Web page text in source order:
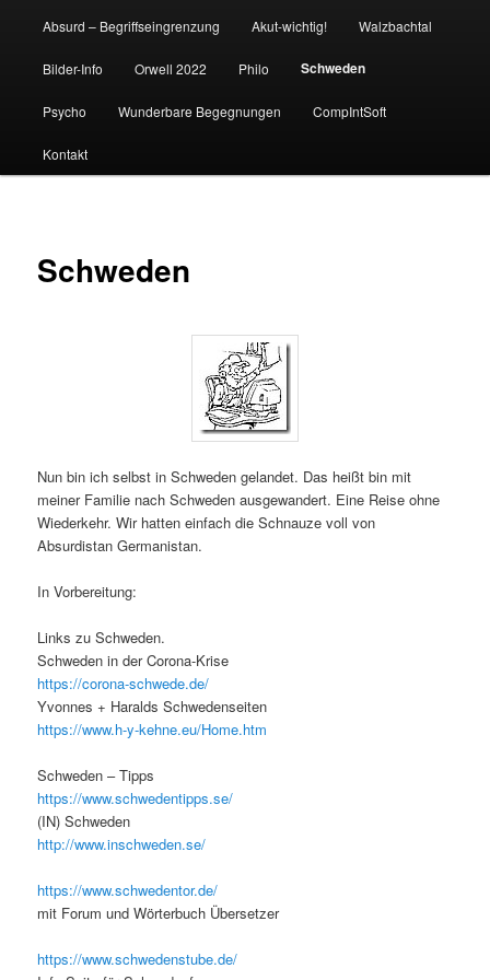
Absurd – Begriffseingrenzung Akut-wichtig! Walzbachtal
Bilder-Info Orwell 2022 Philo Schweden
Psycho Wunderbare Begegnungen CompIntSoft
Kontakt
Schweden
Nun bin ich selbst in Schweden gelandet. Das heißt bin mit
meiner Familie nach Schweden ausgewandert. Eine Reise ohne
Wiederkehr. Wir hatten einfach die Schnauze voll von
Absurdistan Germanistan.
In Vorbereitung:
Links zu Schweden.
Schweden in der Corona-Krise
https://corona-schwede.de/
Yvonnes + Haralds Schwedenseiten
https://www.h-y-kehne.eu/Home.htm
Schweden – Tipps
https://www.schwedentipps.se/
(IN) Schweden
http://www.inschweden.se/
https://www.schwedentor.de/
mit Forum und Wörterbuch Übersetzer
https://www.schwedenstube.de/